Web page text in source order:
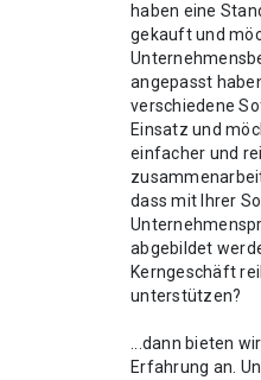
haben eine
gekauft und
angepasst
verschiedene
Einsatz und
einfacher und
dass mit Ihrer
abgebildet
Kerngeschäft
unterstützen?
...dann bieten
Erfahrung an.